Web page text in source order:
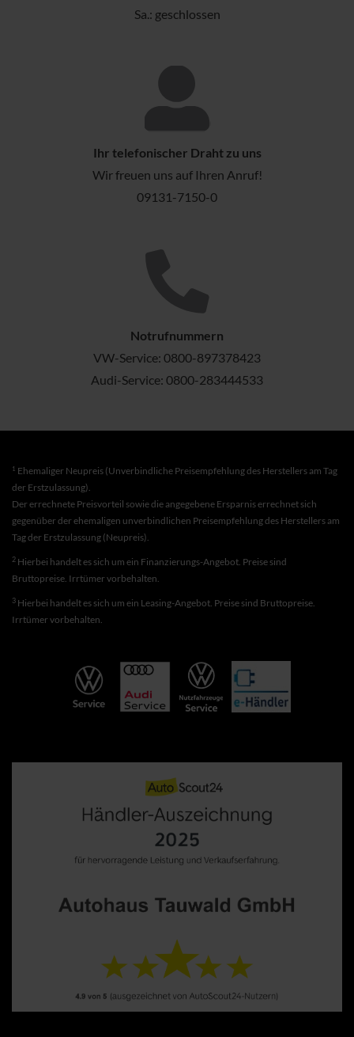
Sa.: geschlossen
Ihr telefonischer Draht zu uns
Wir freuen uns auf Ihren Anruf!
09131-7150-0
Notrufnummern
VW-Service: 0800-897378423
Audi-Service: 0800-283444533
1 Ehemaliger Neupreis (Unverbindliche Preisempfehlung des Herstellers am Tag
der Erstzulassung).
Der errechnete Preisvorteil sowie die angegebene Ersparnis errechnet sich
gegenüber der ehemaligen unverbindlichen Preisempfehlung des Herstellers am
Tag der Erstzulassung (Neupreis).
2 Hierbei handelt es sich um ein Finanzierungs-Angebot. Preise sind
Bruttopreise. Irrtümer vorbehalten.
3 Hierbei handelt es sich um ein Leasing-Angebot. Preise sind Bruttopreise.
Irrtümer vorbehalten.